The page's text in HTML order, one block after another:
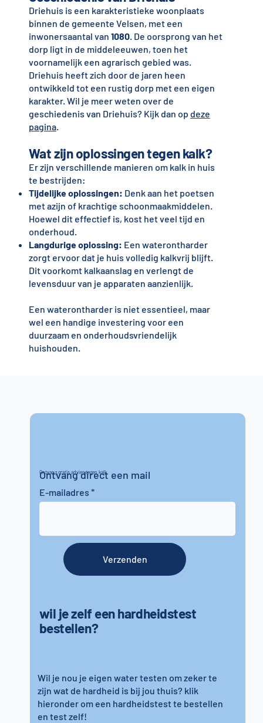
Driehuis is een karakteristieke woonplaats
binnen de gemeente Velsen, met een
inwonersaantal van 1080. De oorsprong van het
dorp ligt in de middeleeuwen, toen het
voornamelijk een agrarisch gebied was.
Driehuis heeft zich door de jaren heen
ontwikkeld tot een rustig dorp met een eigen
karakter. Wil je meer weten over de
geschiedenis van Driehuis? Kijk dan op deze
pagina.
Wat zijn oplossingen tegen kalk?
Er zijn verschillende manieren om kalk in huis
te bestrijden:
Tijdelijke oplossingen: Denk aan het poetsen
met azijn of krachtige schoonmaakmiddelen.
Hoewel dit effectief is, kost het veel tijd en
onderhoud.
Langdurige oplossing: Een waterontharder
zorgt ervoor dat je huis volledig kalkvrij blijft.
Dit voorkomt kalkaanslag en verlengt de
levensduur van je apparaten aanzienlijk.
Een waterontharder is niet essentieel, maar
wel een handige investering voor een
duurzaam en onderhoudsvriendelijk
huishouden.
Ontvang gratis advies tegen kalk
Ontvang direct een mail
wil je zelf een hardheidstest
bestellen?
E-mailadres
Wil je nou je eigen water testen om zeker te
zijn wat de hardheid is bij jou thuis? klik
hieronder om een hardheidstest te bestellen
en test zelf!
Verzenden